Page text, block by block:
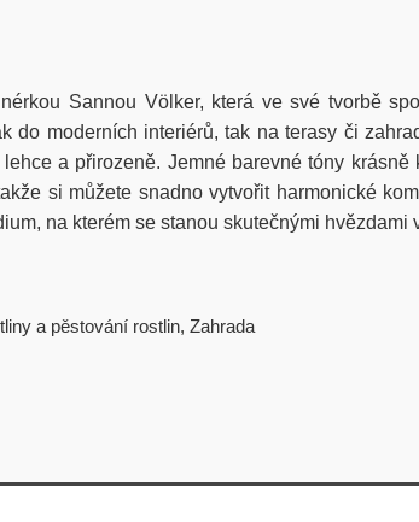
Sannou Völker, která ve své tvorbě
do moderních interiérů, tak na terasy či
a přirozeně. Jemné barevné tóny
si můžete snadno vytvořit harmonické
na kterém se stanou skutečnými hvězdami
a pěstování rostlin, Zahrada